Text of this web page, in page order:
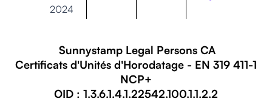
2024
Sunnystamp Legal Persons CA
Certificats d'Unités d'Horodatage - EN 319 411-1
NCP+
OID : 1.3.6.1.4.1.22542.100.1.1.2.2